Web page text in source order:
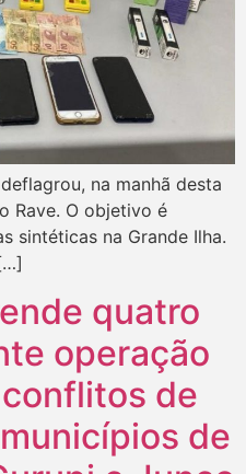
na manhã desta
Rave. O objetivo é
sintéticas na Grande Ilha.
quatro
operação
de
de